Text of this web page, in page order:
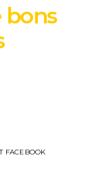
bons
FACEBOOK